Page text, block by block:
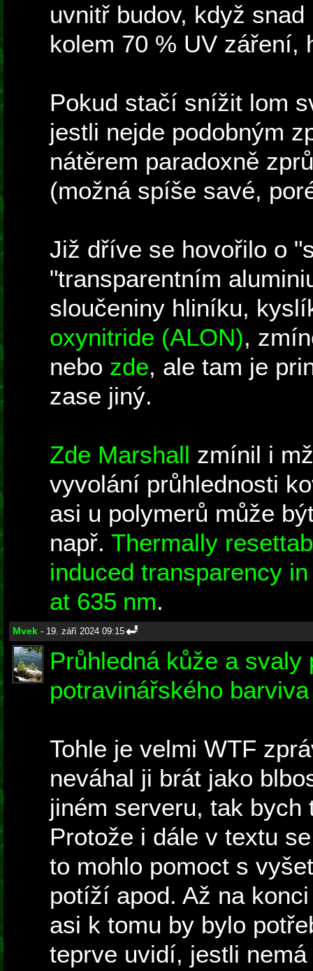
uvnitř budov, když
kolem 70 % UV záření,
Pokud stačí snížit lom
jestli nejde podobným
nátěrem paradoxně
(možná spíše savé,
Již dříve se hovořilo o
"transparentním
sloučeniny hliníku,
oxynitride (ALON),
nebo zde, ale tam je
zase jiný.
Zde Marshall zmínil i
vyvolání průhlednosti
asi u polymerů může
např. Thermally
induced transparency
at 635 nm.
Mvek - 19. září 2024 09:15
Průhledná kůže a svaly
potravinářského barviva
Tohle je velmi WTF
neváhal ji brát jako
jiném serveru, tak bych
Protože i dále v textu
to mohlo pomoct s
potíží apod. Až na
asi k tomu by bylo
teprve uvidí, jestli